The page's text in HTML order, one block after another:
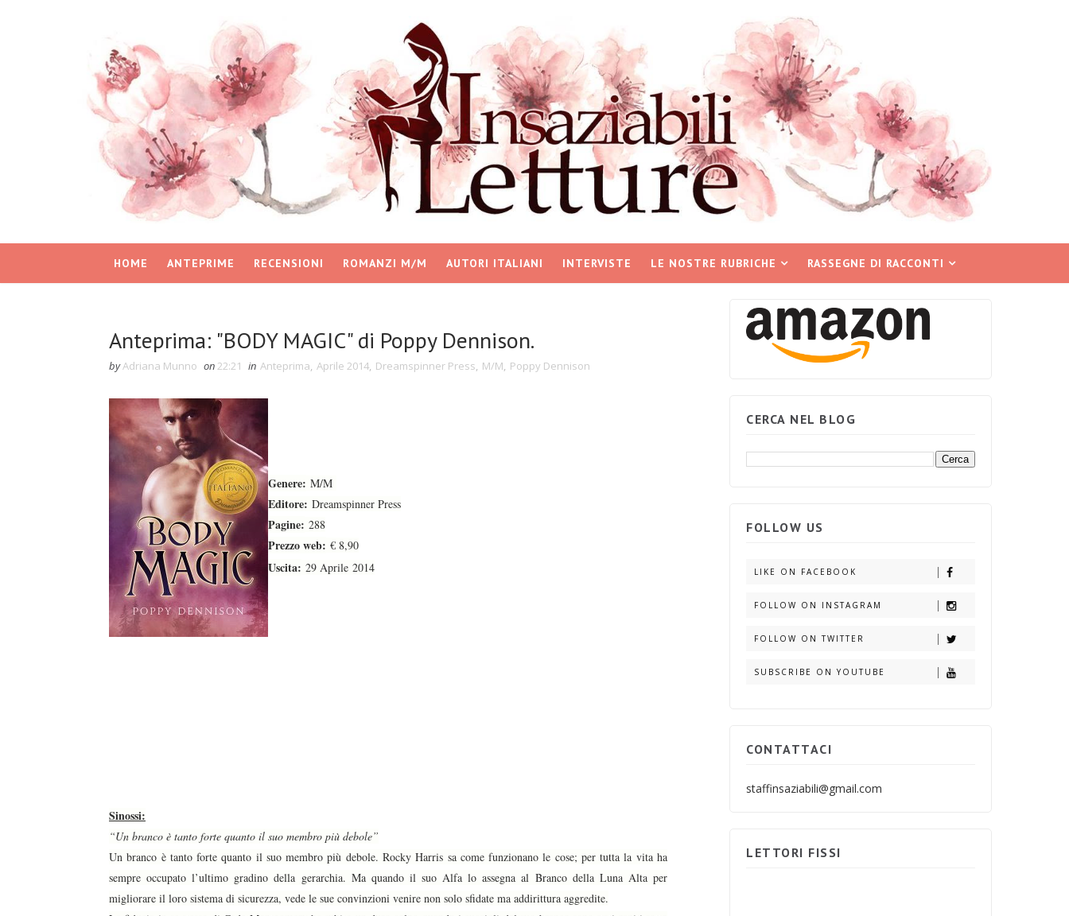
HOME ANTEPRIME RECENSIONI ROMANZI M/M AUTORI ITALIANI INTERVISTE LE NOSTRE RUBRICHE RASSEGNE DI RACCONTI
Anteprima: "BODY MAGIC" di Poppy Dennison.
byAdriana Munno on22:21 in Anteprima, Aprile 2014, Dreamspinner Press, M/M, Poppy Dennison
Genere: M/M
Editore: Dreamspinner Press
Pagine: 288
Prezzo web: € 8,90
Uscita: 29 Aprile 2014
Sinossi:
“Un branco è tanto forte quanto il suo membro più debole”
Un branco è tanto forte quanto il suo membro più debole. Rocky Harris sa come funzionano le cose; per tutta la vita ha
sempre occupato l’ultimo gradino della gerarchia. Ma quando il suo Alfa lo assegna al Branco della Luna Alta per
migliorare il loro sistema di sicurezza, vede le sue convinzioni venire non solo sfidate ma addirittura aggredite.
CERCA NEL BLOG
FOLLOW US
LIKE ON FACEBOOK
FOLLOW ON INSTAGRAM
FOLLOW ON TWITTER
SUBSCRIBE ON YOUTUBE
CONTATTACI
staffinsaziabili@gmail.com
LETTORI FISSI